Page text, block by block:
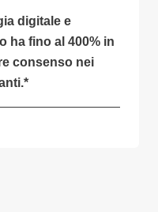
digitale e
ha fino al 400% in
consenso nei
*